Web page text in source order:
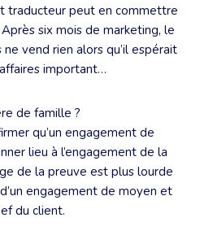
traducteur peut en commettre
six mois de marketing, le
vend rien alors qu’il espérait
important…
de famille ?
qu’un engagement de
lieu à l’engagement de la
de la preuve est plus lourde
engagement de moyen et
du client.